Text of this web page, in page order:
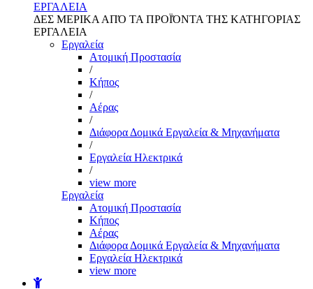
ΕΡΓΑΛΕΙΑ
ΔΕΣ ΜΕΡΙΚΑ ΑΠΌ ΤΑ ΠΡΟΪΌΝΤΑ ΤΗΣ ΚΑΤΗΓΟΡΙΑΣ
ΕΡΓΑΛΕΙΑ
Εργαλεία
Aτομική Προστασία
/
Kήπος
/
Αέρας
/
Διάφορα Δομικά Εργαλεία & Μηχανήματα
/
Εργαλεία Ηλεκτρικά
/
view more
Εργαλεία
Aτομική Προστασία
Kήπος
Αέρας
Διάφορα Δομικά Εργαλεία & Μηχανήματα
Εργαλεία Ηλεκτρικά
view more